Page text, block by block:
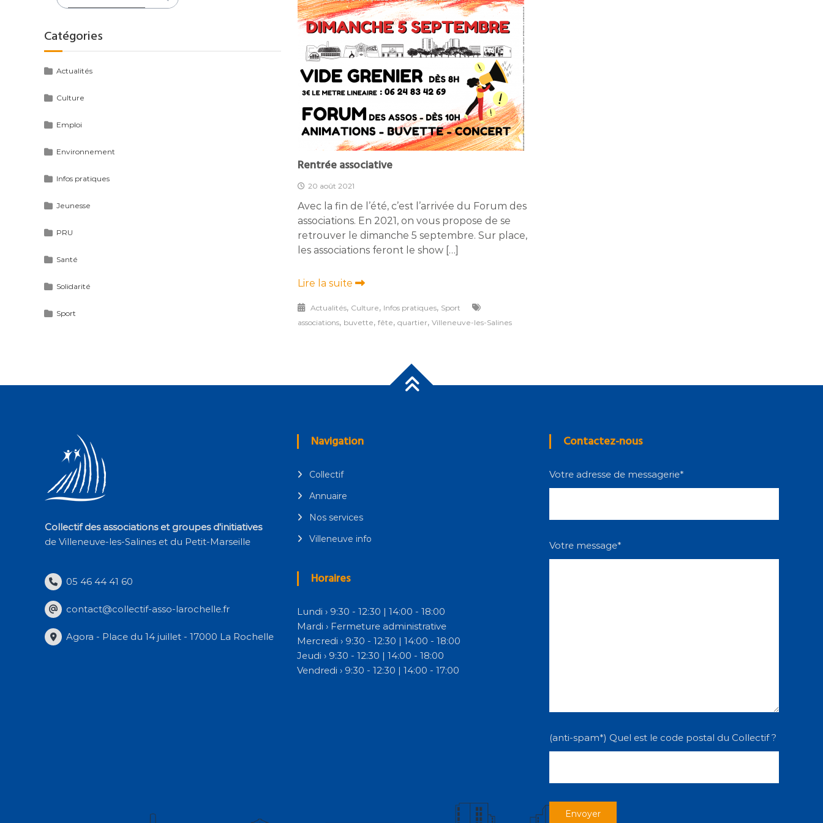
Rentrée associative
20 août 2021
Avec la fin de l’été, c’est l’arrivée du Forum des
associations. En 2021, on vous propose de se
retrouver le dimanche 5 septembre. Sur place,
les associations feront le show […]
Lire la suite
Actualités, Culture, Infos pratiques, Sport
associations, buvette, fête, quartier, Villeneuve-les-Salines
:
Catégories
Actualités
Culture
Emploi
Environnement
Infos pratiques
Jeunesse
PRU
Santé
Solidarité
Sport
Collectif des associations et groupes d'initiatives
de Villeneuve-les-Salines et du Petit-Marseille
05 46 44 41 60
contact@collectif-asso-larochelle.fr
Agora - Place du 14 juillet - 17000 La Rochelle
Navigation
Collectif
Annuaire
Nos services
Villeneuve info
Horaires
Lundi › 9:30 - 12:30 | 14:00 - 18:00
Mardi › Fermeture administrative
Mercredi › 9:30 - 12:30 | 14:00 - 18:00
Jeudi › 9:30 - 12:30 | 14:00 - 18:00
Vendredi › 9:30 - 12:30 | 14:00 - 17:00
Contactez-nous
Votre adresse de messagerie*
Votre message*
(anti-spam*) Quel est le code postal du Collectif ?